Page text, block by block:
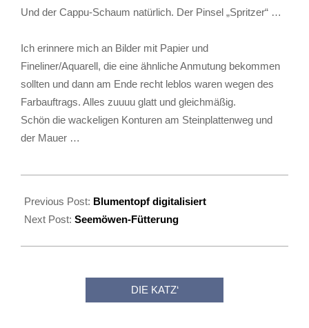
Und der Cappu-Schaum natürlich. Der Pinsel „Spritzer“ …
Ich erinnere mich an Bilder mit Papier und
Fineliner/Aquarell, die eine ähnliche Anmutung bekommen
sollten und dann am Ende recht leblos waren wegen des
Farbauftrags. Alles zuuuu glatt und gleichmäßig.
Schön die wackeligen Konturen am Steinplattenweg und
der Mauer …
07-
28
Previous Post: Blumentopf digitalisiert
Next Post: Seemöwen-Fütterung
DIE KATZ‘